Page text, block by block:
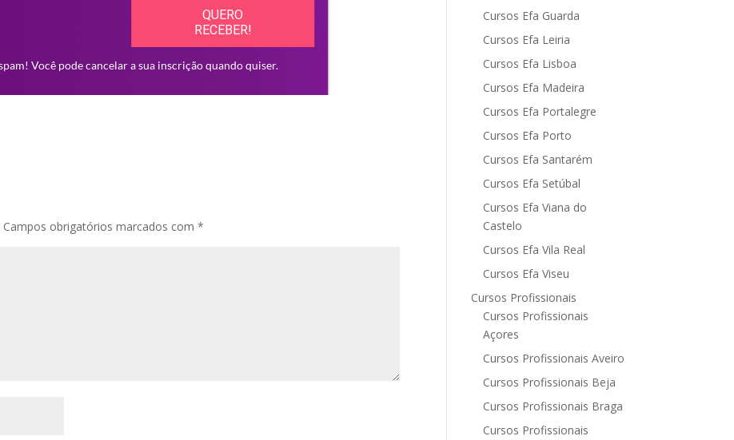
Campos obrigatórios marcados com*
Cursos Efa Guarda
Cursos Efa Leiria
Cursos Efa Lisboa
Cursos Efa Madeira
Cursos Efa Portalegre
Cursos Efa Porto
Cursos Efa Santarém
Cursos Efa Setúbal
Cursos Efa Viana do
Castelo
Cursos Efa Vila Real
Cursos Efa Viseu
Cursos Profissionais
Cursos Profissionais
Açores
Cursos Profissionais Aveiro
Cursos Profissionais Beja
Cursos Profissionais Braga
Cursos Profissionais